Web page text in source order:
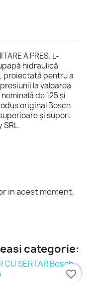
A PRES. L-
hidraulică
proiectată pentru a
la valoarea
de 125 și
original Bosch
și suport
SRL.
in acest moment.
categorie:
favorite_border